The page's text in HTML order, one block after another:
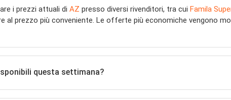
i prezzi attuali di AZ presso diversi rivenditori, tra cui Famila
al prezzo più conveniente. Le offerte più economiche vengono
questa settimana?